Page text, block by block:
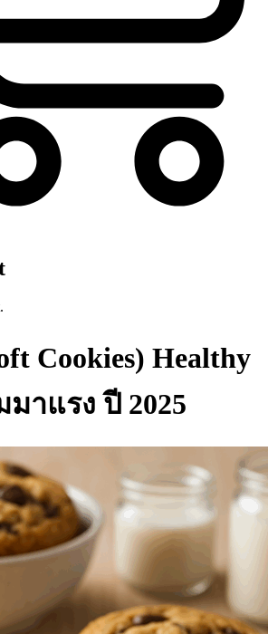
Cookies) Healthy
าแรง ปี 2025